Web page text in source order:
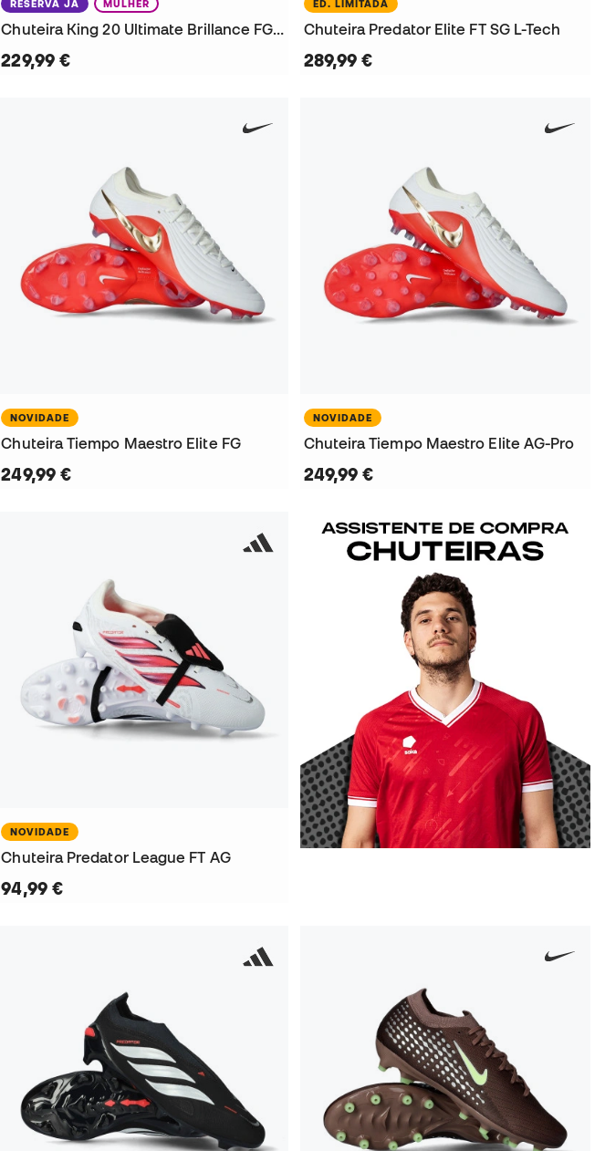
RESERVA JÁ MULHER
Chuteira King 20 Ultimate Brillance FG/AG Mulher
229,99 €
ED. LIMITADA
Chuteira Predator Elite FT SG L-Tech
289,99 €
NOVIDADE
Chuteira Tiempo Maestro Elite FG
249,99 €
NOVIDADE
Chuteira Tiempo Maestro Elite AG-Pro
249,99 €
NOVIDADE
Chuteira Predator League FT AG
94,99 €